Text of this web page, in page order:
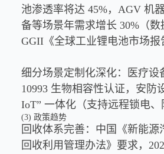
池渗透率将达 45%，AGV 机
备等场景年需求增长 30%（数
GGII《全球工业锂电池市场报
细分场景定制化深化：医疗设
10993 生物相容性认证，安防
IoT” 一体化（支持远程锁电、
(3) 政策趋势
回收体系完善：中国《新能源
回收利用管理办法》要求，